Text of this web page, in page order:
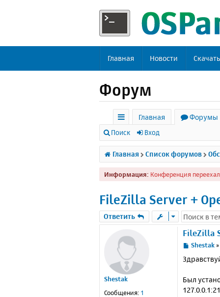
Главная Новости Скачать
Форум
с
ы
л
к
и
Главная
Форумы
Поиск Вход
Главная Список форумов
Информация: Конференция
FileZilla Server +
Ответить
Shestak
Сообщения: 1
FileZilla
С
о
щ
е
Shestak
Был